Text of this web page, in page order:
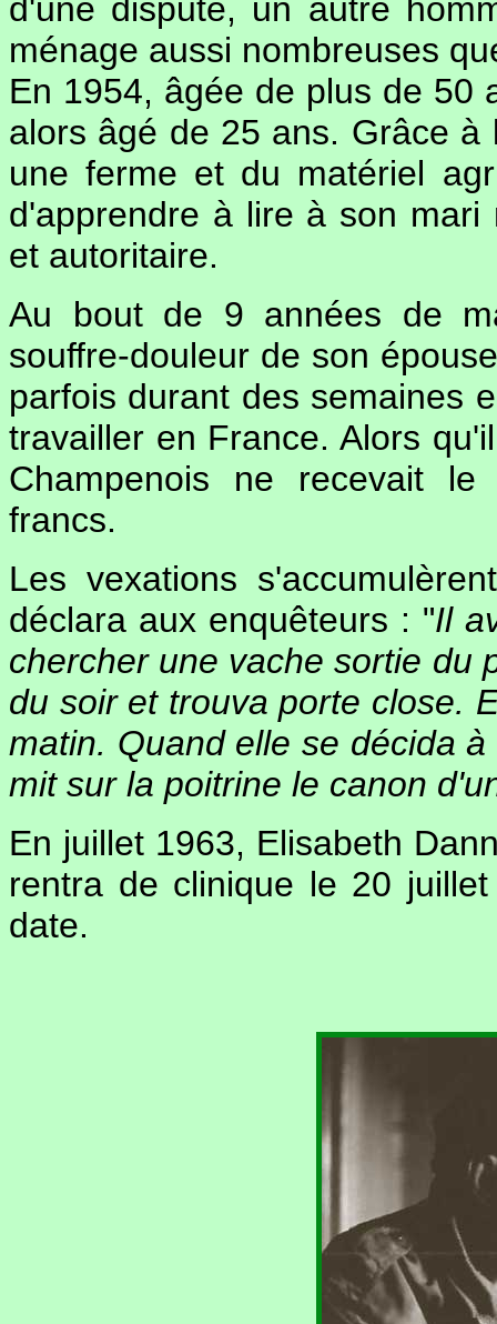
d'une dispute, un autre
ménage aussi nombreuses
En 1954, âgée de plus de 50
alors âgé de 25 ans. Grâce
une ferme et du matériel
d'apprendre à lire à son
et autoritaire.
Au bout de 9 années de
souffre-douleur de son
parfois durant des semaines
travailler en France. Alors
Champenois ne recevait
francs.
Les vexations
déclara aux enquêteurs : "Il
chercher une vache sortie du
du soir et trouva porte close.
matin. Quand elle se décida
mit sur la poitrine le canon
En juillet 1963, Elisabeth
rentra de clinique le 20
date.